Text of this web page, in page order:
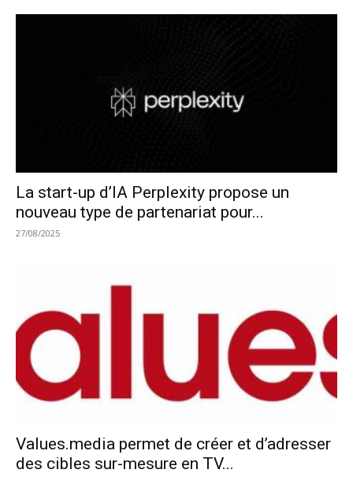
La start-up d’IA Perplexity propose un
nouveau type de partenariat pour...
27/08/2025
Values.media permet de créer et d’adresser
des cibles sur-mesure en TV...